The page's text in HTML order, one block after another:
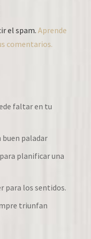
el spam. Aprende
comentarios.
faltar en tu
buen paladar
planificar una
para los sentidos.
triunfan